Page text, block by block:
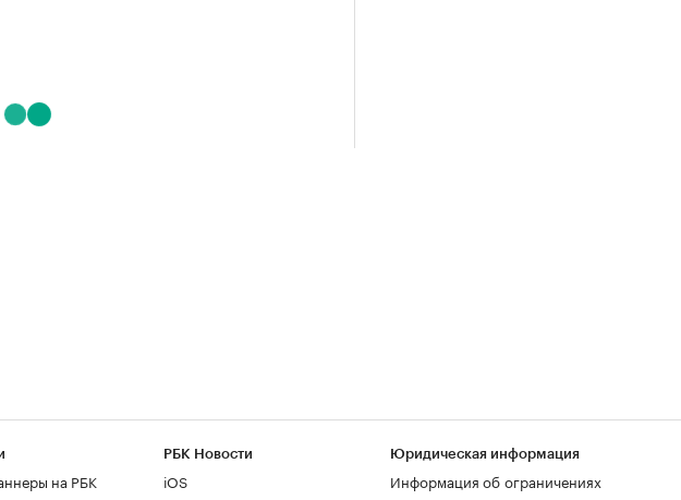
на РБК
РБК Новости
iOS
Юридическая информация
Информация об ограничениях